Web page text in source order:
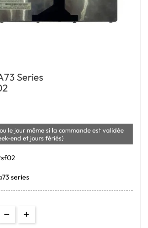
Series
le jour même si la commande est validée
end et jours fériés)
series